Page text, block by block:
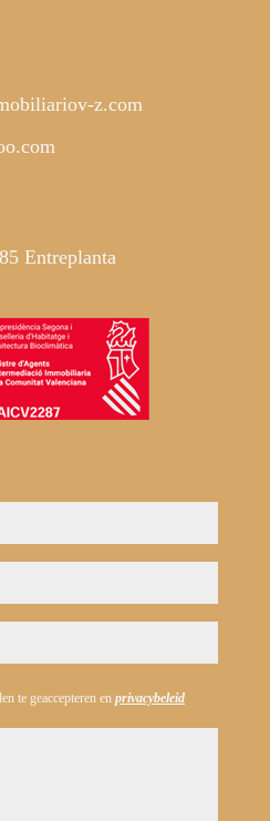
z.com
Entreplanta
te geaccepteren en privacybeleid